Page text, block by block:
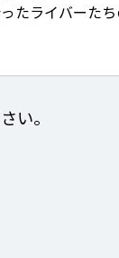
たライバーた
い。